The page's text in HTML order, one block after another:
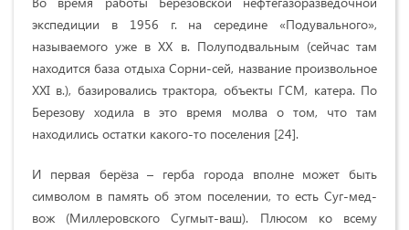
экспедиции в 1956 г. на середине «Подувального»,
называемого уже в XX в. Полуподвальным (сейчас там
находится база отдыха Сорни-сей, название произвольное
XXI в.), базировались трактора, объекты ГСМ, катера. По
Березову ходила в это время молва о том, что там
находились остатки какого-то поселения [24].
И первая берёза – герба города вполне может быть
символом в память об этом поселении, то есть Суг-мед-
вож (Миллеровского Сугмыт-ваш). Плюсом ко всему